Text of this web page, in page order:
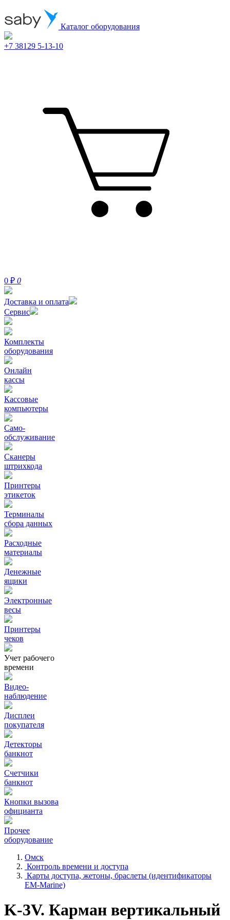
Каталог оборудования
+7 38129 5-13-10
0 ₽ 0
Доставка и оплата
Сервис
Комплекты
оборудования
Онлайн
кассы
Кассовые
компьютеры
Само-
обслуживание
Сканеры
штрихкода
Принтеры
этикеток
Терминалы
сбора данных
Расходные
материалы
Денежные
ящики
Электронные
весы
Принтеры
чеков
Учет рабочего
времени
Видео‑
наблюдение
Дисплеи
покупателя
Детекторы
банкнот
Счетчики
банкнот
Кнопки вызова
официанта
Прочее
оборудование
Омск
Контроль времени и доступа
Карты доступа, жетоны, браслеты (идентификаторы
EM-Marine)
K-3V. Карман вертикальный